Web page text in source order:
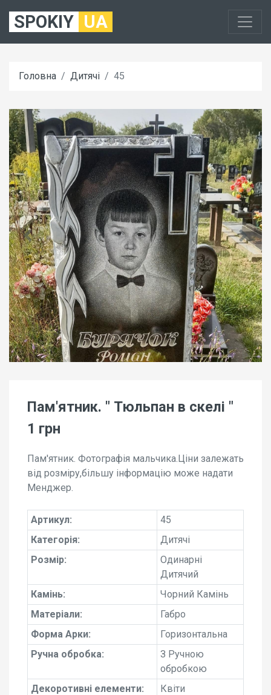
SPOKIY UA
Головна Дитячі 45
Пам'ятник. " Тюльпан в скелі "
1 грн
Пам'ятник. Фотографія мальчика.Ціни залежать
від розміру,більшу інформацію може надати
Менджер.
Артикул:
45
Категорія:
Дитячі
Розмір:
Одинарні
Дитячий
Камінь:
Чорний Камінь
Матеріали:
Габро
Форма Арки:
Горизонтальна
Ручна обробка:
З Ручною
обробкою
Декоротивні елементи:
Квіти